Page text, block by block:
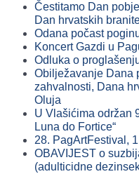
Čestitamo Dan
Dan hrvatskih
Odana počast
Koncert Gazdi u
Odluka o
Obilježavanje Dana
zahvalnosti, Dana
Oluja
U Vlašićima održan
Luna do Fortice“
28. PagArtFestival,
OBAVIJEST o
(adulticidne